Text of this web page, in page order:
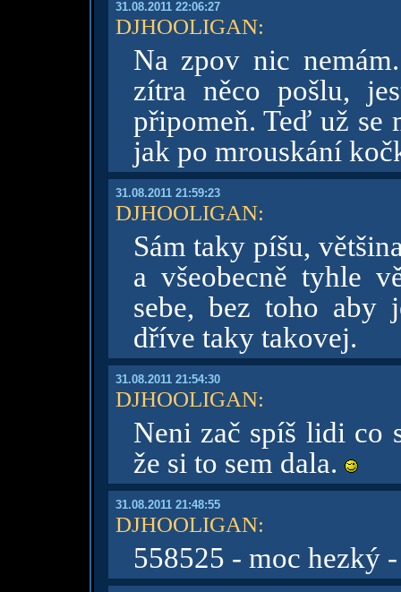
31.08.2011 22:06:27
DJHOOLIGAN:
Na zpov nic
zítra něco pošlu,
připomeň. Teď už se
jak po mrouskání
31.08.2011 21:59:23
DJHOOLIGAN:
Sám taky píšu,
a všeobecně tyhle
sebe, bez toho aby
dříve taky takovej.
31.08.2011 21:54:30
DJHOOLIGAN:
Neni zač spíš lidi co
že si to sem dala.
31.08.2011 21:48:55
DJHOOLIGAN:
558525 - moc hezký -